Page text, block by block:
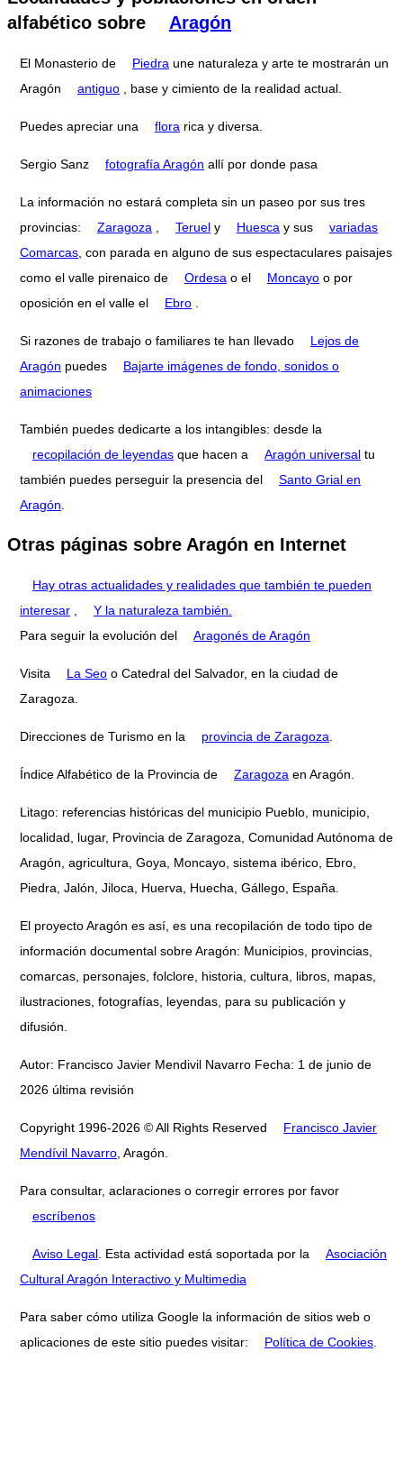
alfabético sobre
Aragón
El Monasterio de Piedra une naturaleza y arte te mostrarán un
Aragón
antiguo , base y cimiento de la realidad actual.
Puedes apreciar una flora rica y diversa.
Sergio Sanz fotografía Aragón allí por donde pasa
La información no estará completa sin un paseo por sus tres
provincias:
Zaragoza Teruel y Huesca y sus
variadas
Comarcas , con parada en alguno de sus espectaculares paisajes
como el valle pirenaico de
Ordesa o el Moncayo o por
oposición en el valle el
Ebro
Si razones de trabajo o familiares te han llevado
Lejos de
Aragón puedes
Bajarte imágenes de fondo, sonidos o
animaciones
También puedes dedicarte a los intangibles: desde la
recopilación de leyendas que hacen a Aragón universal tu
también puedes perseguir la presencia del
Santo Grial en
Aragón
Otras páginas sobre Aragón en Internet
Hay otras actualidades y realidades que también te pueden
interesar
Y la naturaleza también.
Para seguir la evolución del
Aragonés de Aragón
Visita La Seo o Catedral del Salvador, en la ciudad de
Zaragoza.
Direcciones de Turismo en la provincia de Zaragoza
Índice Alfabético de la Provincia de Zaragoza en Aragón.
Litago: referencias históricas del municipio Pueblo, municipio,
localidad, lugar, Provincia de Zaragoza, Comunidad Autónoma de
Aragón, agricultura, Goya, Moncayo, sistema ibérico, Ebro,
Piedra, Jalón, Jiloca, Huerva, Huecha, Gállego, España.
El proyecto Aragón es así, es una recopilación de todo tipo de
información documental sobre Aragón: Municipios, provincias,
comarcas, personajes, folclore, historia, cultura, libros, mapas,
ilustraciones, fotografías, leyendas, para su publicación y
difusión.
Autor: Francisco Javier Mendivil Navarro Fecha: 1 de junio de
2026 última revisión
Copyright 1996-2026 © All Rights Reserved
Francisco Javier
Mendívil Navarro , Aragón.
Para consultar, aclaraciones o corregir errores por favor
escríbenos
Aviso Legal . Esta actividad está soportada por la
Asociación
Cultural Aragón Interactivo y Multimedia
Para saber cómo utiliza Google la información de sitios web o
aplicaciones de este sitio puedes visitar:
Política de Cookies